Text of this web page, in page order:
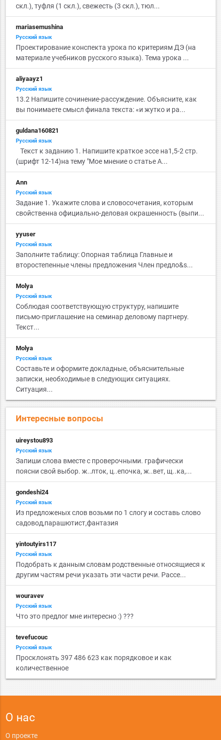
скл.), туфля (1 скл.), свежесть (3 скл.), тюл...
mariasemushina
Русский язык
Проектирование конспекта урока по критериям ДЭ (на
материале учебников русского языка). Тема урока ...
aliyaayz1
Русский язык
13.2 Напишите сочинение-рассуждение. Объясните, как
вы понимаете смысл финала текста: «и жутко и ра...
guldana160821
Русский язык
Текст к заданию 1. Напишите краткое эссе на1,5-2 стр.
(шрифт 12-14)на тему "Мое мнение о статье А...
Ann
Русский язык
Задание 1. Укажите слова и словосочетания, которым
свойственна официально-деловая окрашенность (выпи...
yyuser
Русский язык
Заполните таблицу: Опорная таблица Главные и
второстепенные члены предложения Член предло&s...
Molya
Русский язык
Соблюдая соответствующую структуру, напишите
письмо-приглашение на семинар деловому партнеру.
Текст...
Molya
Русский язык
Составьте и оформите докладные, объяснительные
записки, необходимые в следующих ситуациях.
Ситуация...
Интересные вопросы
uireystou893
Русский язык
Запиши слова вместе с проверочными. графически
поясни свой выбор. ж..лток, ц..епочка, ж..вет, щ..ка,...
gondeshi24
Русский язык
Из предложеных слов возьми по 1 слогу и составь слово
садовод,парашютист,фантазия
yintoutyirs117
Русский язык
Подобрать к данным словам родственные относящиеся к
другим частям речи указать эти части речи. Рассе...
wouravev
Русский язык
Что это предлог мне интересно :) ???
tevefucouc
Русский язык
Просклонять 397 486 623 как порядковое и как
количественное
О нас
О проекте